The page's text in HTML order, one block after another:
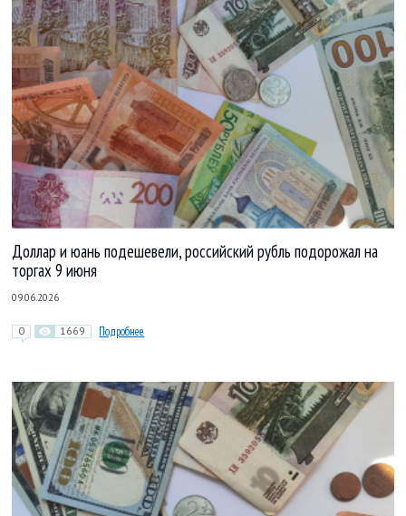
Доллар и юань подешевели, российский рубль подорожал на
торгах 9 июня
09.06.2026
0 1669 Подробнее